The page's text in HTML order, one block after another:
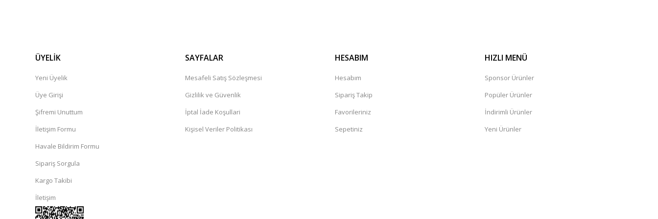
ÜYELİK
Yeni Üyelik
Üye Girişi
Şifremi Unuttum
İletişim Formu
Havale Bildirim Formu
Sipariş Sorgula
Kargo Takibi
İletişim
SAYFALAR
Mesafeli Satış Sözleşmesi
Gizlilik ve Güvenlik
İptal İade Koşullari
Kişisel Veriler Politikası
HESABIM
Hesabım
Sipariş Takip
Favorileriniz
Sepetiniz
HIZLI MENÜ
Sponsor Ürünler
Popüler Ürünler
İndirimli Ürünler
Yeni Ürünler